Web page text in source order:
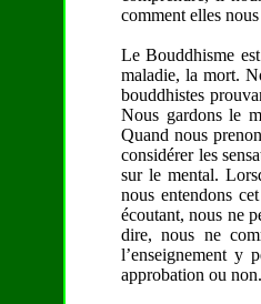
comment elles
Le Bouddhisme
maladie, la mort.
bouddhistes
Nous gardons le
Quand nous
considérer les
sur le mental.
nous entendons
écoutant, nous ne
dire, nous ne
l’enseignement y
approbation ou